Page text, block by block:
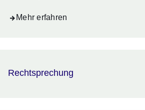
Mehr erfahren
Rechtsprechung